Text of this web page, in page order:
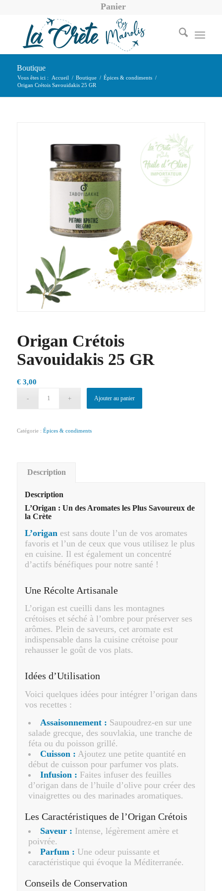
Panier
Boutique
Vous êtes ici : Accueil / Boutique / Épices & condiments /
Origan Crétois Savouidakis 25 GR
Origan Crétois
Savouidakis 25 GR
€3,00
Ajouter au panier
Catégorie : Épices & condiments
Description
Description
L’Origan : Un des Aromates les Plus Savoureux de
la Crète
L’origanest sans doute l’un de vos aromates
favoris et l’un de ceux que vous utilisez le plus
en cuisine. Il est également un concentré
d’actifs bénéfiques pour notre santé !
Une Récolte Artisanale
L’origan est cueilli dans les montagnes
crétoises et séché à l’ombre pour préserver ses
arômes. Plein de saveurs, cet aromate est
indispensable dans la cuisine crétoise pour
rehausser le goût de vos plats.
Idées d’Utilisation
Voici quelques idées pour intégrer l’origan dans
vos recettes :
Assaisonnement : Saupoudrez-en sur une
salade grecque, des souvlakia, une tranche de
féta ou du poisson grillé.
Cuisson : Ajoutez une petite quantité en
début de cuisson pour parfumer vos plats.
Infusion : Faites infuser des feuilles
d’origan dans de l’huile d’olive pour créer des
vinaigrettes ou des marinades aromatiques.
Les Caractéristiques de l’Origan Crétois
Saveur : Intense, légèrement amère et
poivrée.
Parfum : Une odeur puissante et
caractéristique qui évoque la Méditerranée.
Conseils de Conservation